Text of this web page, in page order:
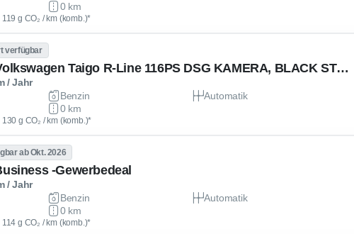
0 km
g CO₂ / km (komb.)*
verfügbar
🤑 TOP PREIS - Volkswagen Taigo R-Line 116PS DSG KAMERA, BLACK STYLE
/ Jahr
Benzin
Automatik
0 km
g CO₂ / km (komb.)*
ab Okt. 2026
-Gewerbedeal
/ Jahr
Benzin
Automatik
0 km
g CO₂ / km (komb.)*